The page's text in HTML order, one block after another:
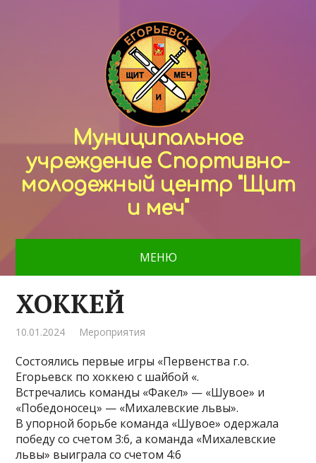
Муниципальное
учреждение Спортивно-
молодежный центр "Щит
и меч"
МЕНЮ
ХОККЕЙ
10.01.2024 Мероприятия
Состоялись первые игры «Первенства г.о.
Егорьевск по хоккею с шайбой «.
Встречались команды «Факел» — «Шувое» и
«Победоносец» — «Михалевские львы».
В упорной борьбе команда «Шувое» одержала
победу со счетом 3:6, а команда «Михалевские
львы» выиграла со счетом 4:6